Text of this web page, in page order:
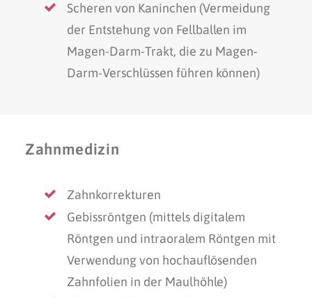
Scheren von Kaninchen (Vermeidung
der Entstehung von Fellballen im
Magen-Darm-Trakt, die zu Magen-
Darm-Verschlüssen führen können)
Zahnmedizin
Zahnkorrekturen
Gebissröntgen (mittels digitalem
Röntgen und intraoralem Röntgen mit
Verwendung von hochauflösenden
Zahnfolien in der Maulhöhle)